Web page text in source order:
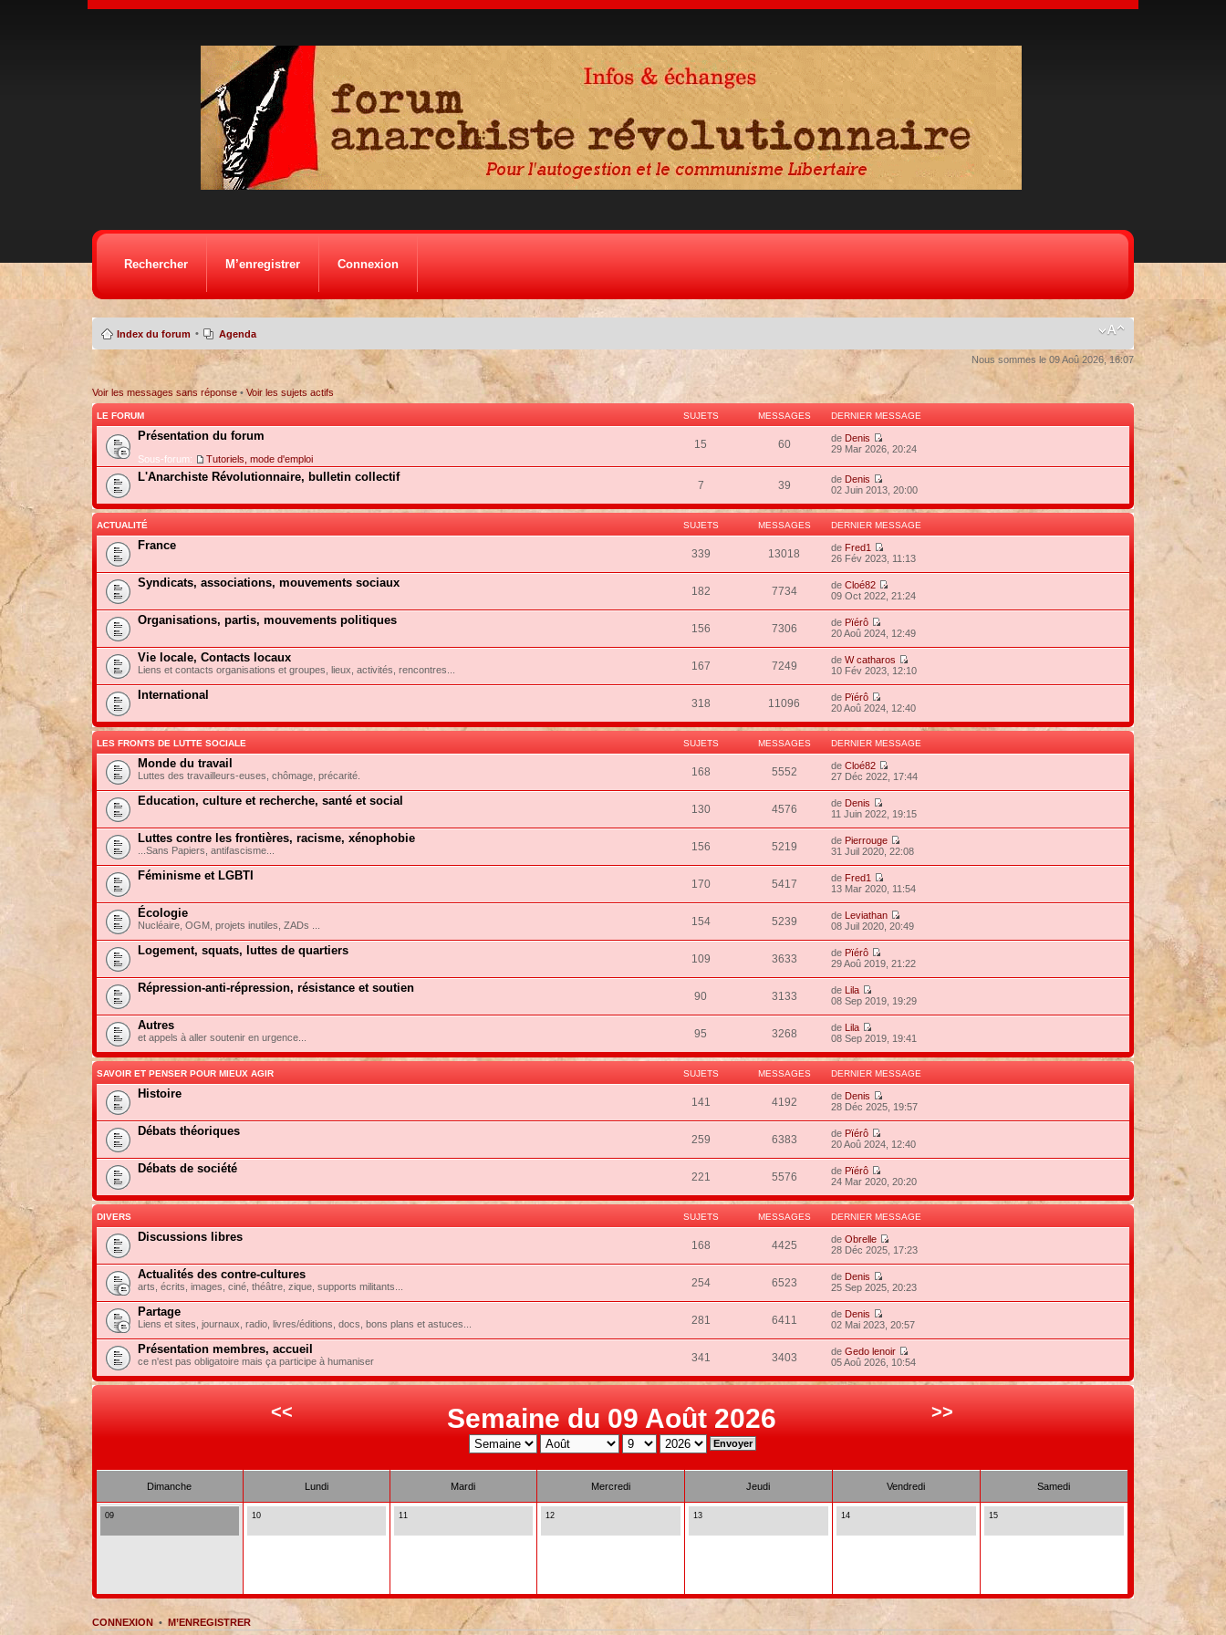
Rechercher M’enregistrer Connexion
Index du forum • Agenda
Nous sommes le 09 Aoû 2026, 16:07
Voir les messages sans réponse• Voir les sujets actifs
LE FORUM SUJETS MESSAGES DERNIER MESSAGE
Présentation du forum
Sous-forum: Tutoriels, mode d'emploi
15 60 de Denis
29 Mar 2026, 20:24
L'Anarchiste Révolutionnaire, bulletin collectif
7 39 de Denis
02 Juin 2013, 20:00
ACTUALITÉ SUJETS MESSAGES DERNIER MESSAGE
France
339 13018 de Fred1
26 Fév 2023, 11:13
Syndicats, associations, mouvements sociaux
182 7734 deCloé82
09 Oct 2022, 21:24
Organisations, partis, mouvements politiques
156 7306 de Pïérô
20 Aoû 2024, 12:49
Vie locale, Contacts locaux
Liens et contacts organisations et groupes, lieux, activités, rencontres... 167 7249 deW catharos
10 Fév 2023, 12:10
International
318 11096 de Pïérô
20 Aoû 2024, 12:40
LES FRONTS DE LUTTE SOCIALE SUJETS MESSAGES DERNIER MESSAGE
Monde du travail
Luttes des travailleurs-euses, chômage, précarité. 168 5552 deCloé82
27 Déc 2022, 17:44
Education, culture et recherche, santé et social
130 4576 de Denis
11 Juin 2022, 19:15
Luttes contre les frontières, racisme, xénophobie
...Sans Papiers, antifascisme... 156 5219 de Pierrouge
31 Juil 2020, 22:08
Féminisme et LGBTI
170 5417 de Fred1
13 Mar 2020, 11:54
Écologie
Nucléaire, OGM, projets inutiles, ZADs ... 154 5239 de Leviathan
08 Juil 2020, 20:49
Logement, squats, luttes de quartiers
109 3633 de Pïérô
29 Aoû 2019, 21:22
Répression-anti-répression, résistance et soutien
90 3133 de Lila
08 Sep 2019, 19:29
Autres
et appels à aller soutenir en urgence... 95 3268 de Lila
08 Sep 2019, 19:41
SAVOIR ET PENSER POUR MIEUX AGIR SUJETS MESSAGES DERNIER MESSAGE
Histoire
141 4192 de Denis
28 Déc 2025, 19:57
Débats théoriques
259 6383 de Pïérô
20 Aoû 2024, 12:40
Débats de société
221 5576 de Pïérô
24 Mar 2020, 20:20
DIVERS SUJETS MESSAGES DERNIER MESSAGE
Discussions libres
168 4425 deObrelle
28 Déc 2025, 17:23
Actualités des contre-cultures
arts, écrits, images, ciné, théâtre, zique, supports militants... 254 6523 de Denis
25 Sep 2025, 20:23
Partage
Liens et sites, journaux, radio, livres/éditions, docs, bons plans et astuces... 281 6411 de Denis
02 Mai 2023, 20:57
Présentation membres, accueil
ce n'est pas obligatoire mais ça participe à humaniser 341 3403 deGedo lenoir
05 Aoû 2026, 10:54
<< Semaine du 09 Août 2026 >>
Dimanche Lundi Mardi Mercredi Jeudi Vendredi Samedi
09 10 11 12 13 14 15
CONNEXION• M’ENREGISTRER